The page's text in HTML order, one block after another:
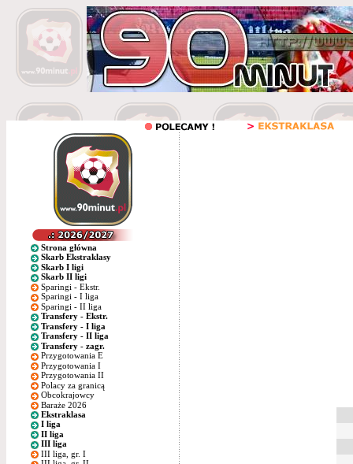
Strona główna
Skarb Ekstraklasy
Skarb I ligi
Skarb II ligi
Sparingi - Ekstr.
Sparingi - I liga
Sparingi - II liga
Transfery - Ekstr.
Transfery - I liga
Transfery - II liga
Transfery - zagr.
Przygotowania E
Przygotowania I
Przygotowania II
Polacy za granicą
Obcokrajowcy
Baraże 2026
Ekstraklasa
I liga
II liga
III liga
III liga, gr. I